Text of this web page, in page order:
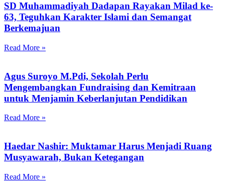
SD Muhammadiyah Dadapan Rayakan Milad ke-
63, Teguhkan Karakter Islami dan Semangat
Berkemajuan
Read More »
Agus Suroyo M.Pdi, Sekolah Perlu
Mengembangkan Fundraising dan Kemitraan
untuk Menjamin Keberlanjutan Pendidikan
Read More »
Haedar Nashir: Muktamar Harus Menjadi Ruang
Musyawarah, Bukan Ketegangan
Read More »